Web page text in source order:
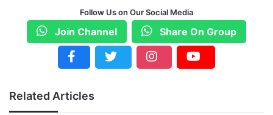
वृषभ (Taurus): आर्थिक मामलों में सुधार होगा। परिवार के
साथ समय बिताने का मौका मिलेगा।
: हरा
: 6
शुभ मुहूर्त: दोपहर 2:00 से 3:00 बजे
Follow Us on Our Social Media
Join Channel Share On Group
Related Articles